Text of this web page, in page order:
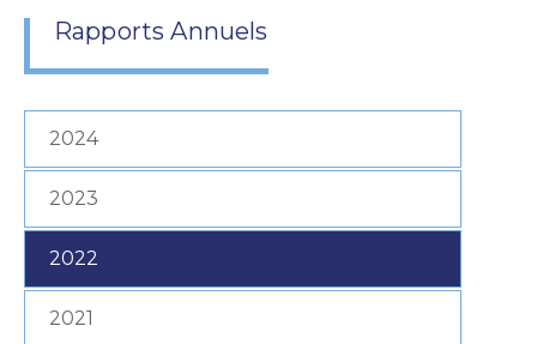
Rapports Annuels
2024
2023
2022
2021